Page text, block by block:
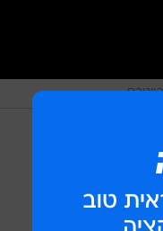
רויטרס
(שישי)
ישראל וחמאס
אש בעזה
מחר. "יש סיכוי